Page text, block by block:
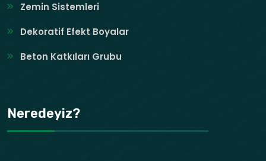
Zemin Sistemleri
Dekoratif Efekt Boyalar
Beton Katkıları Grubu
Neredeyiz?